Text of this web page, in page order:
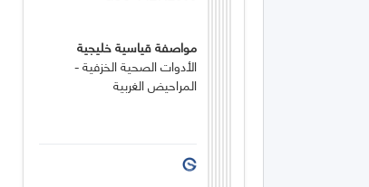
مواصفة قياسية خليجية
الأدوات الصحية الخزفية -
المراحيض الغربية